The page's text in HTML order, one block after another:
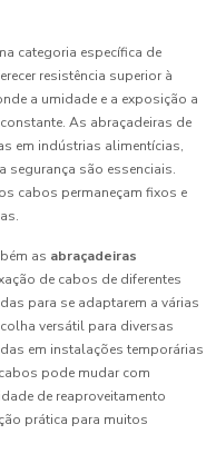
categoria específica de
resistência superior à
a umidade e a exposição a
As abraçadeiras de
em indústrias alimentícias,
segurança são essenciais.
cabos permaneçam fixos e
as abraçadeiras
de cabos de diferentes
para se adaptarem a várias
versátil para diversas
em instalações temporárias
pode mudar com
de reaproveitamento
prática para muitos